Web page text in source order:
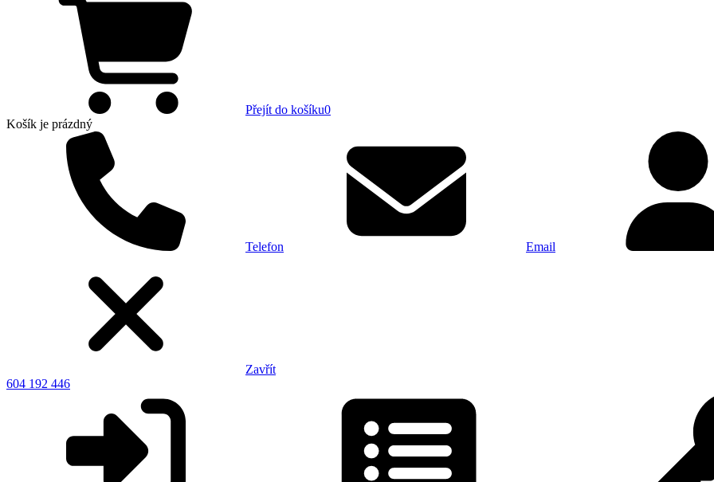
Přejít do košíku0
Košík je prázdný
Telefon Email
Zavřít
604 192 446